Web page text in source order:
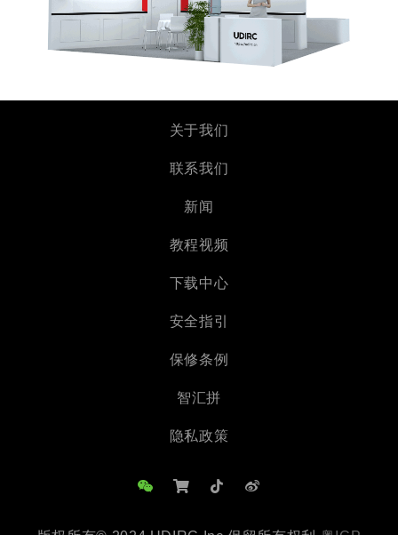
关于我们
联系我们
新闻
教程视频
下载中心
安全指引
保修条例
智汇拼
隐私政策